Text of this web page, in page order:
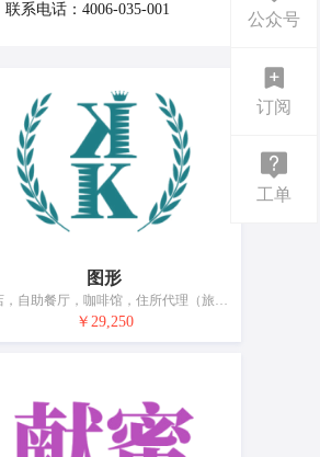
联系电话：4006-035-001
图形
饭店，自助餐厅，咖啡馆，住所代理（旅馆、供膳寄宿处），茶馆，流动饮食供应，酒吧服务，快餐馆，旅馆预订，餐馆
￥29,250
公众号
订阅
工单